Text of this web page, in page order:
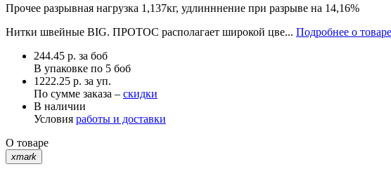
Прочее разрывная нагрузка 1,137кг, удлинннение при разрыве на 14,16%
Нитки швейные BIG. ПРОТОС располагает широкой цве... Подробнее о товаре
244.45 р. за боб
В упаковке по 5 боб
1222.25 р. за уп.
По сумме заказа – скидки
В наличии
Условия работы и доставки
О товаре
xmark